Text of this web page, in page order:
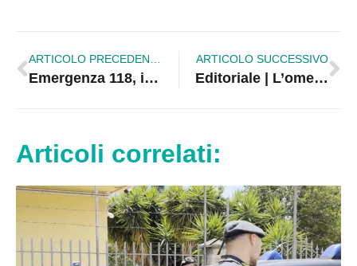
Emergenza 118, in Calabria soccorsi più rapidi ma restano ritardi e carenze
ARTICOLO SUCCESSIVO
Editoriale | L’omertà culturale di chi guarda e tace
Articoli correlati: